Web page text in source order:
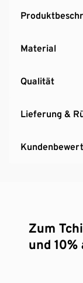
Material
Qualität
Lieferung &
Zum
und